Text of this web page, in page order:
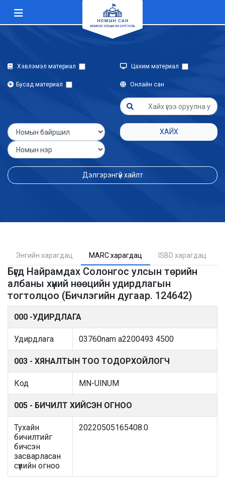
Хэвлэмэл материал Цахим материал
Бусад материал Онлайн сан
ХАЙХ
Дэлгэрэнгүй хайлт
Энгийн харагдац MARC харагдац ISBD харагдац
Бүгд Найрамдах Солонгос улсын төрийн
албаны хүний нөөцийн удирдлагын
тогтолцоо (Бичлэгийн дугаар. 124642)
000 -УДИРДЛАГА
Удирдлага 03760nam a2200493 4500
003 - ХЯНАЛТЫН ТОО ТОДОРХОЙЛОГЧ
Код MN-UlNUM
005 - БИЧИЛТ ХИЙСЭН ОГНОО
Тухайн
бичилтийг
бичсэн
засварласан
сүүлийн огноо
20220505165408.0